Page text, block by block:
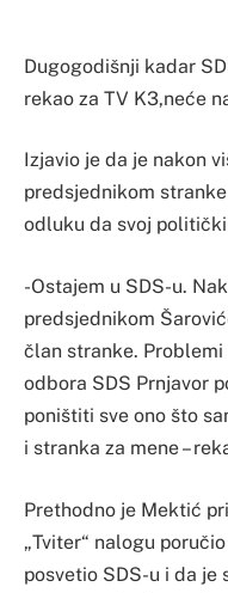
Dugogodišnji kadar
rekao za TV K3,neće
Izjavio je da je nakon
predsjednikom
odluku da svoj
-Ostajem u SDS-u.
predsjednikom
član stranke.
odbora SDS Prnjavor
poništiti sve ono što
i stranka za mene –
Prethodno je Mektić
„Tviter“ nalogu
posvetio SDS-u i da je